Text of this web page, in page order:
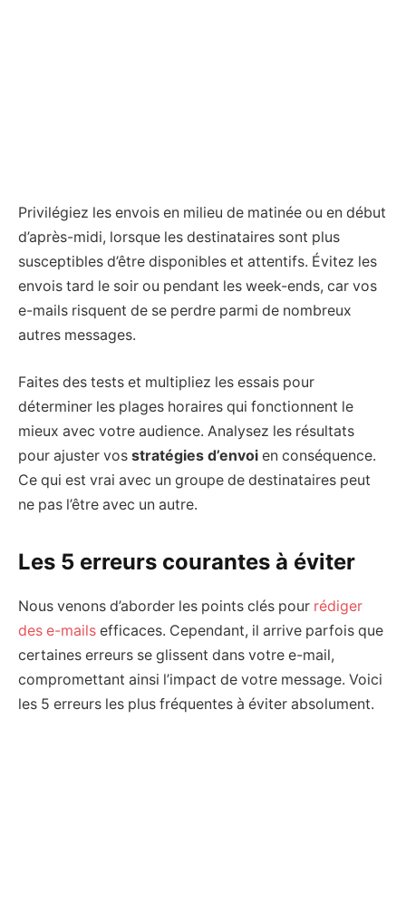
Privilégiez les envois en milieu de matinée ou en début
d’après-midi, lorsque les destinataires sont plus
susceptibles d’être disponibles et attentifs. Évitez les
envois tard le soir ou pendant les week-ends, car vos
e-mails risquent de se perdre parmi de nombreux
autres messages.
Faites des tests et multipliez les essais pour
déterminer les plages horaires qui fonctionnent le
mieux avec votre audience. Analysez les résultats
pour ajuster vos stratégies d’envoi en conséquence.
Ce qui est vrai avec un groupe de destinataires peut
ne pas l’être avec un autre.
Les 5 erreurs courantes à éviter
Nous venons d’aborder les points clés pour rédiger
des e-mails efficaces. Cependant, il arrive parfois que
certaines erreurs se glissent dans votre e-mail,
compromettant ainsi l’impact de votre message. Voici
les 5 erreurs les plus fréquentes à éviter absolument.